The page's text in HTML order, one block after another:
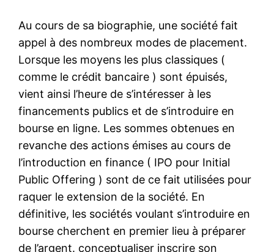
Au cours de sa biographie, une société fait
appel à des nombreux modes de placement.
Lorsque les moyens les plus classiques (
comme le crédit bancaire ) sont épuisés,
vient ainsi l’heure de s’intéresser à les
financements publics et de s’introduire en
bourse en ligne. Les sommes obtenues en
revanche des actions émises au cours de
l’introduction en finance ( IPO pour Initial
Public Offering ) sont de ce fait utilisées pour
raquer le extension de la société. En
définitive, les sociétés voulant s’introduire en
bourse cherchent en premier lieu à préparer
de l’argent. conceptualiser inscrire son